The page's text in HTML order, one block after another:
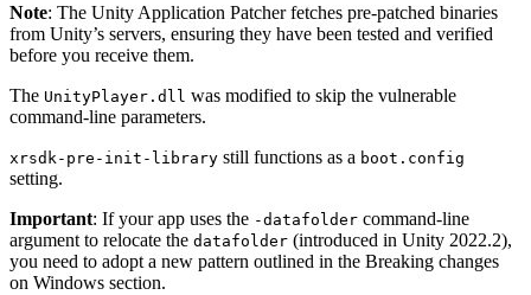
Note: The Unity Application Patcher fetches pre‑patched binaries
from Unity’s servers, ensuring they have been tested and verified
before you receive them.
The UnityPlayer.dll was modified to skip the vulnerable
command-line parameters.
xrsdk-pre-init-library still functions as a boot.config
setting.
Important: If your app uses the -datafolder command-line
argument to relocate the datafolder (introduced in Unity 2022.2),
you need to adopt a new pattern outlined in the Breaking changes
on Windows section.